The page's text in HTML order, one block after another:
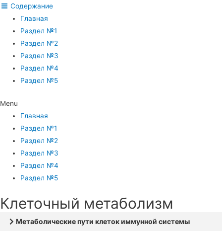
Содержание
Главная
Раздел №1
Раздел №2
Раздел №3
Раздел №4
Раздел №5
Menu
Главная
Раздел №1
Раздел №2
Раздел №3
Раздел №4
Раздел №5
Клеточный метаболизм
Метаболические пути клеток иммунной системы